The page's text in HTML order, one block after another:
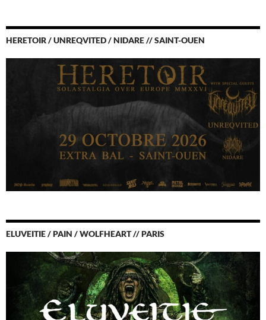
HERETOIR / UNREQVITED / NIDARE // SAINT-OUEN
ELUVEITIE / PAIN / WOLFHEART // PARIS